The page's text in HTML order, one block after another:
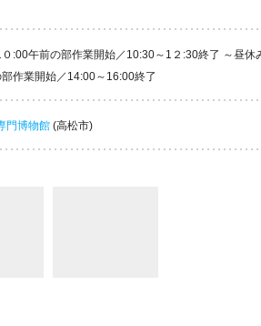
:00午前の部作業開始／10:30～1２:30終了 ～昼休
作業開始／14:00～16:00終了
門博物館 (高松市)